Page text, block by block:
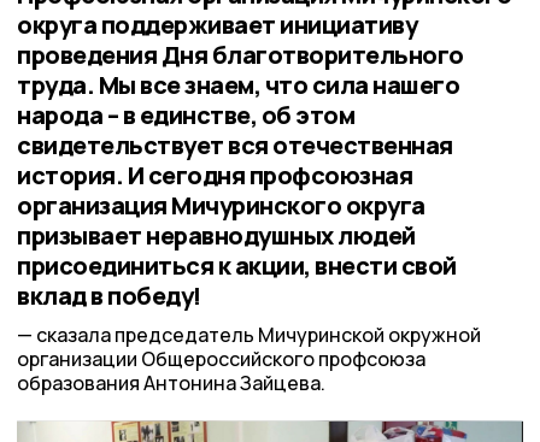
округа поддерживает инициативу
проведения Дня благотворительного
труда. Мы все знаем, что сила нашего
народа – в единстве, об этом
свидетельствует вся отечественная
история. И сегодня профсоюзная
организация Мичуринского округа
призывает неравнодушных людей
присоединиться к акции, внести свой
вклад в победу!
сказала председатель Мичуринской окружной
организации Общероссийского профсоюза
образования Антонина Зайцева.